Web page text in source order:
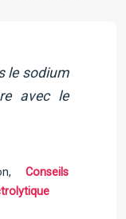
le sodium
avec le
Conseils